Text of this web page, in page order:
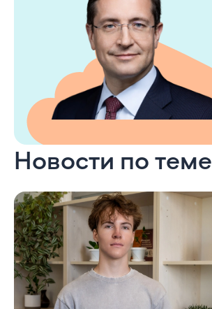
Новости по теме